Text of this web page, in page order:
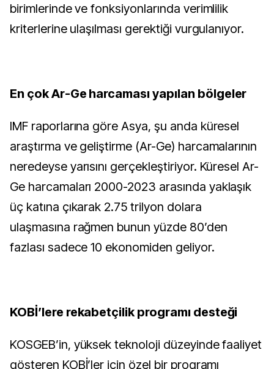
birimlerinde ve fonksiyonlarında verimlilik
kriterlerine ulaşılması gerektiği vurgulanıyor.
En çok Ar-Ge harcaması yapılan bölgeler
IMF raporlarına göre Asya, şu anda küresel
araştırma ve geliştirme (Ar-Ge) harcamalarının
neredeyse yarısını gerçekleştiriyor. Küresel Ar-
Ge harcamaları 2000-2023 arasında yaklaşık
üç katına çıkarak 2.75 trilyon dolara
ulaşmasına rağmen bunun yüzde 80’den
fazlası sadece 10 ekonomiden geliyor.
KOBİ’lere rekabetçilik programı desteği
KOSGEB’in, yüksek teknoloji düzeyinde faaliyet
gösteren KOBİ’ler için özel bir programı